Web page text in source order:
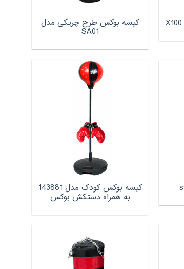
کیسه بوکس طرح چریکی مدل
SA01
کیسه بوکس کودک مدل 143881
به همراه دستکش بوکس